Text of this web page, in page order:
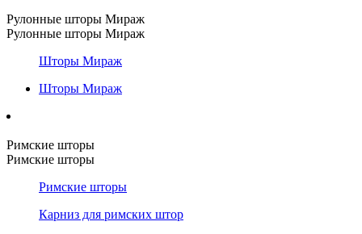
Рулонные шторы Мираж
Рулонные шторы Мираж
Шторы Мираж
Шторы Мираж
Римские шторы
Римские шторы
Римские шторы
Карниз для римских штор